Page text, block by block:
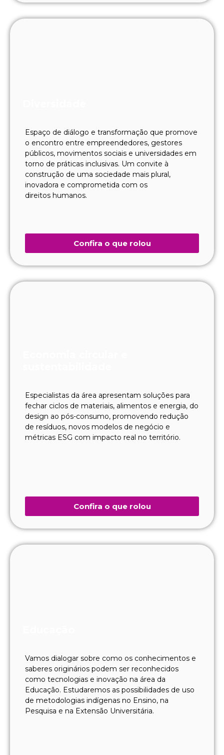
Espaço de diálogo e transformação que promove
o encontro entre empreendedores, gestores
públicos, movimentos sociais e universidades em
torno de práticas inclusivas. Um convite à
construção de uma sociedade mais plural,
inovadora e comprometida com os
direitos humanos.
Confira o que rolou
Especialistas da área apresentam soluções para
fechar ciclos de materiais, alimentos e energia, do
design ao pós-consumo, promovendo redução
de resíduos, novos modelos de negócio e
métricas ESG com impacto real no território.
Confira o que rolou
Vamos dialogar sobre como os conhecimentos e
saberes originários podem ser reconhecidos
como tecnologias e inovação na área da
Educação. Estudaremos as possibilidades de uso
de metodologias indígenas no Ensino, na
Pesquisa e na Extensão Universitária.